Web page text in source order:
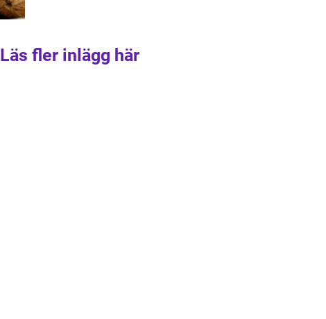
Läs fler inlägg här